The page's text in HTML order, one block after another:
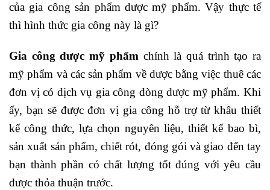
của gia công sản phẩm dược mỹ phẩm. Vậy thực tế
thì hình thức gia công này là gì?
Gia công dược mỹ phẩm chính là quá trình tạo ra
mỹ phẩm và các sản phẩm về dược bằng việc thuê các
đơn vị có dịch vụ gia công dòng dược mỹ phẩm. Khi
ấy, bạn sẽ được đơn vị gia công hỗ trợ từ khâu thiết
kế công thức, lựa chọn nguyên liệu, thiết kế bao bì,
sản xuất sản phẩm, chiết rót, đóng gói và giao đến tay
bạn thành phần có chất lượng tốt đúng với yêu cầu
được thỏa thuận trước.